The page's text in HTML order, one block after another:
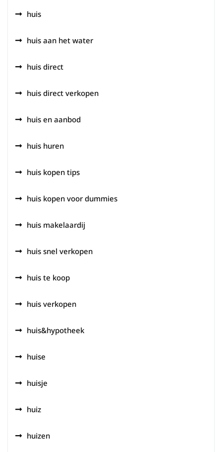
huis
huis aan het water
huis direct
huis direct verkopen
huis en aanbod
huis huren
huis kopen tips
huis kopen voor dummies
huis makelaardij
huis snel verkopen
huis te koop
huis verkopen
huis&hypotheek
huise
huisje
huiz
huizen